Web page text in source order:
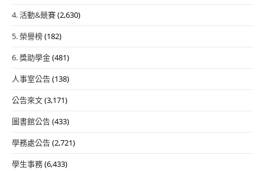
4. 活動&競賽(2,630)
5. 榮譽榜(182)
6. 獎助學金(481)
人事室公告(138)
公告來文(3,171)
圖書館公告(433)
學務處公告(2,721)
學生事務(6,433)